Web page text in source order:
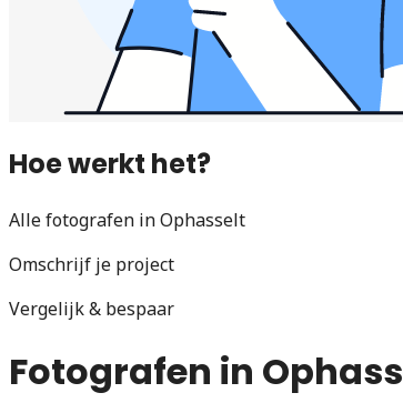
Hoe werkt het?
Alle fotografen in Ophasselt
Omschrijf je project
Vergelijk & bespaar
Fotografen in